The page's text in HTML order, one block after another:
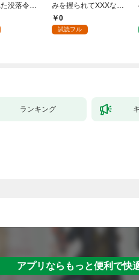
没落令嬢
みを握られてXXXな勝
負をすることになりま
した第1話
0
試読フル
ランキング
アプリならもっと便利で快